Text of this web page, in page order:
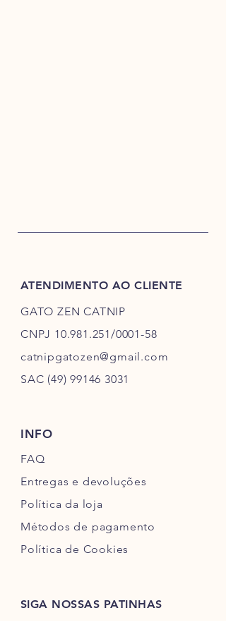
ATENDIMENTO AO CLIENTE
GATO ZEN CATNIP
CNPJ 10.981.251/0001-58
catnipgatozen@gmail.com
SAC (49) 99146 3031
INFO
FAQ
Entregas e devoluções
Política da loja
Métodos de pagamento
Política de Cookies
SIGA NOSSAS PATINHAS